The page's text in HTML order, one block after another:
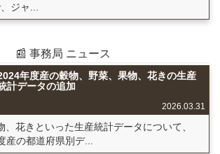
ジャ...
📰 事務局 ニュース
年度産の穀物、野菜、果物、花きの生産
計データの追加
2026.03.31
、花きといった生産統計データについて、
産の都道府県別デ...